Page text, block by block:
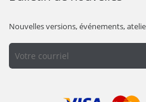
Nouvelles versions, événements,